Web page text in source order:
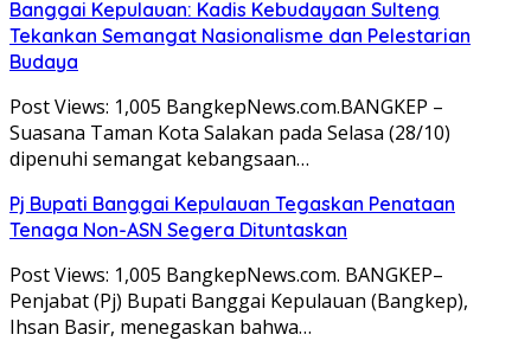
Banggai Kepulauan: Kadis Kebudayaan Sulteng
Tekankan Semangat Nasionalisme dan Pelestarian
Budaya
Post Views: 1,005 BangkepNews.com.BANGKEP –
Suasana Taman Kota Salakan pada Selasa (28/10)
dipenuhi semangat kebangsaan…
Pj Bupati Banggai Kepulauan Tegaskan Penataan
Tenaga Non-ASN Segera Dituntaskan
Post Views: 1,005 BangkepNews.com. BANGKEP–
Penjabat (Pj) Bupati Banggai Kepulauan (Bangkep),
Ihsan Basir, menegaskan bahwa…